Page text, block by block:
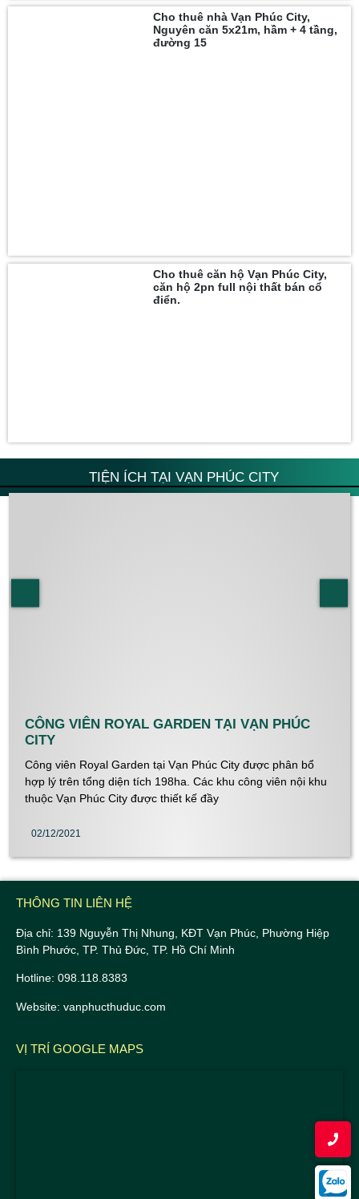
Cho thuê nhà Vạn Phúc City,
Nguyên căn 5x21m, hầm + 4 tầng,
đường 15
Cho thuê căn hộ Vạn Phúc City,
căn hộ 2pn full nội thất bán cổ
điển.
TIỆN ÍCH TẠI VẠN PHÚC CITY
CÔNG VIÊN ROYAL GARDEN TẠI VẠN PHÚC
CITY
Công viên Royal Garden tại Vạn Phúc City được phân bổ
hợp lý trên tổng diện tích 198ha. Các khu công viên nội khu
thuộc Vạn Phúc City được thiết kế đầy
02/12/2021
THÔNG TIN LIÊN HỆ
Địa chỉ: 139 Nguyễn Thị Nhung, KĐT Vạn Phúc, Phường Hiệp
Bình Phước, TP. Thủ Đức, TP. Hồ Chí Minh
Hotline: 098.118.8383
Website: vanphucthuduc.com
VỊ TRÍ GOOGLE MAPS